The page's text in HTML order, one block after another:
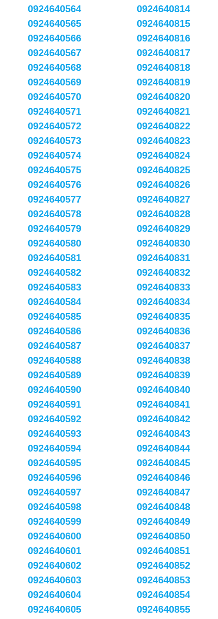
0924640564
0924640565
0924640566
0924640567
0924640568
0924640569
0924640570
0924640571
0924640572
0924640573
0924640574
0924640575
0924640576
0924640577
0924640578
0924640579
0924640580
0924640581
0924640582
0924640583
0924640584
0924640585
0924640586
0924640587
0924640588
0924640589
0924640590
0924640591
0924640592
0924640593
0924640594
0924640595
0924640596
0924640597
0924640598
0924640599
0924640600
0924640601
0924640602
0924640603
0924640604
0924640605
0924640814
0924640815
0924640816
0924640817
0924640818
0924640819
0924640820
0924640821
0924640822
0924640823
0924640824
0924640825
0924640826
0924640827
0924640828
0924640829
0924640830
0924640831
0924640832
0924640833
0924640834
0924640835
0924640836
0924640837
0924640838
0924640839
0924640840
0924640841
0924640842
0924640843
0924640844
0924640845
0924640846
0924640847
0924640848
0924640849
0924640850
0924640851
0924640852
0924640853
0924640854
0924640855